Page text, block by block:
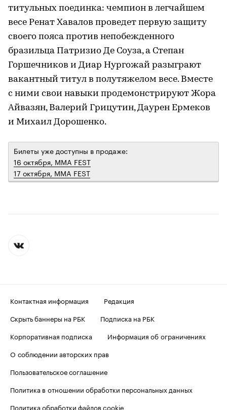
титульных поединка: чемпион в легчайшем
весе Ренат Хавалов проведет первую защиту
своего пояса против непобежденного
бразильца Патризио Де Соуза, а Степан
Горшечников и Диар Нургожай разыграют
вакантный титул в полутяжелом весе. Вместе
с ними свои навыки продемонстрируют Жора
Айвазян, Валерий Грицутин, Даурен Ермеков
и Михаил Дорошенко.
Билеты уже доступны в продаже:
16 октября, MMA FEST
17 октября, MMA FEST
Контактная информация
Редакция
Скрыть баннеры на РБК
Подписка на РБК
Корпоративная подписка
Информация об ограничениях
О соблюдении авторских прав
Пользовательское соглашение
Политика в отношении обработки персональных данных
Политика обработки файлов cookie